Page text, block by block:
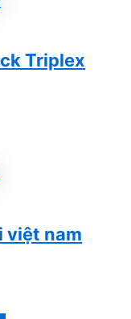
Triplex
việt nam